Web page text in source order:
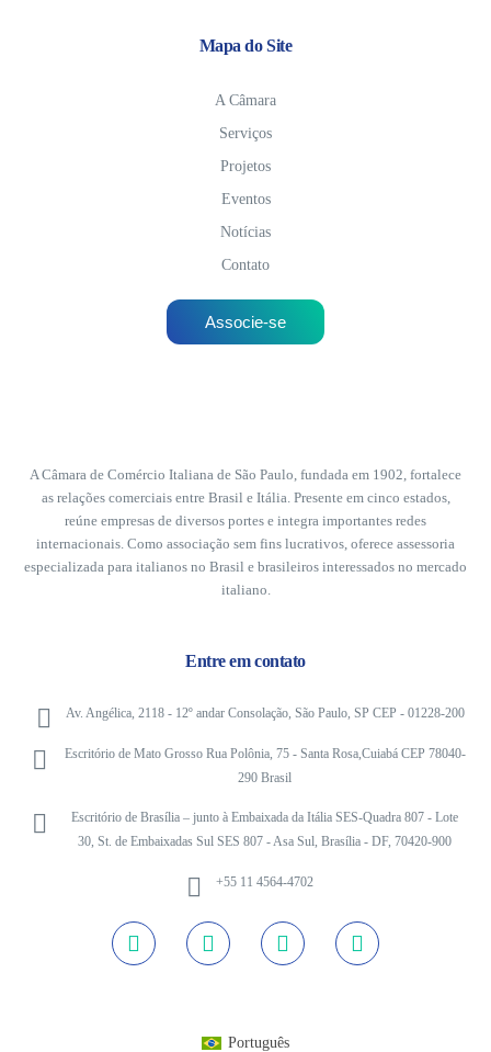
Mapa do Site
A Câmara
Serviços
Projetos
Eventos
Notícias
Contato
Associe-se
A Câmara de Comércio Italiana de São Paulo, fundada em 1902, fortalece
as relações comerciais entre Brasil e Itália. Presente em cinco estados,
reúne empresas de diversos portes e integra importantes redes
internacionais. Como associação sem fins lucrativos, oferece assessoria
especializada para italianos no Brasil e brasileiros interessados no mercado
italiano.
Entre em contato
Av. Angélica, 2118 - 12º andar Consolação, São Paulo, SP CEP - 01228-200
Escritório de Mato Grosso Rua Polônia, 75 - Santa Rosa,Cuiabá CEP 78040-
290 Brasil
Escritório de Brasília – junto à Embaixada da Itália SES-Quadra 807 - Lote
30, St. de Embaixadas Sul SES 807 - Asa Sul, Brasília - DF, 70420-900
+55 11 4564-4702
Português